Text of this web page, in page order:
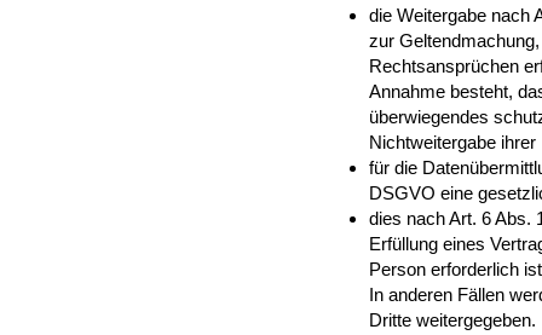
die Weitergabe nach
zur
Rechtsansprüchen
Annahme besteht,
überwiegendes
Nichtweitergabe ihrer
für die
DSGVO eine
dies nach Art. 6 Abs.
Erfüllung eines
Person erforderlich
In anderen Fällen
Dritte weitergegeben.